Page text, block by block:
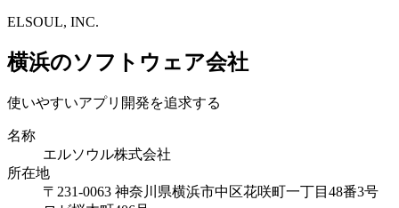
ELSOUL, INC.
横浜のソフトウェア会社
使いやすいアプリ開発を追求する
名称
エルソウル株式会社
所在地
〒231-0063 神奈川県横浜市中区花咲町一丁目48番3号